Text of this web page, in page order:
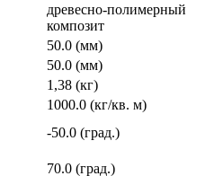
древесно-полимерный
композит
50.0 (мм)
50.0 (мм)
1,38 (кг)
1000.0 (кг/кв. м)
-50.0 (град.)
70.0 (град.)